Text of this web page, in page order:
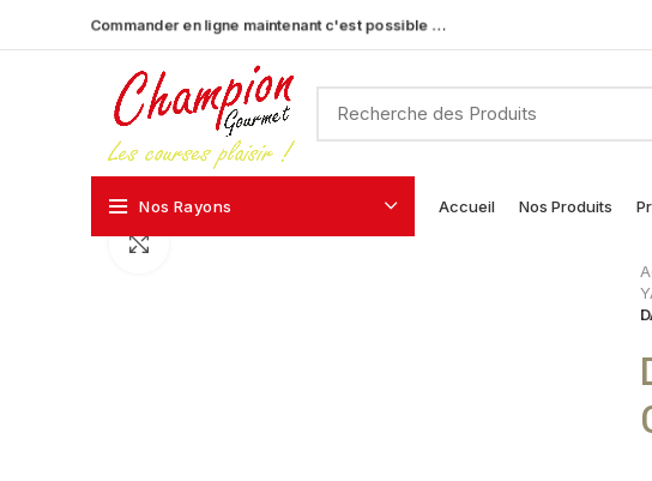
Commander en ligne maintenant c'est possible …
Nos Rayons Accueil Nos Produits